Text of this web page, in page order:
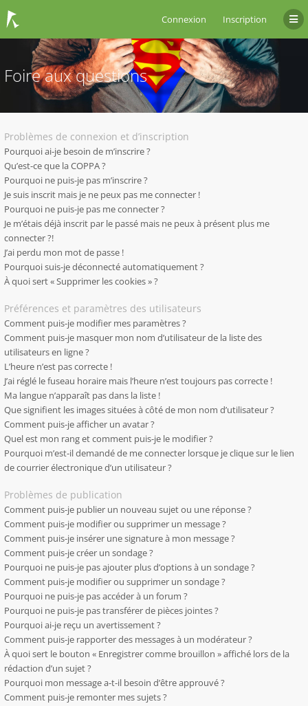
Connexion Inscription
Foire aux questions
Problèmes de connexion et d’inscription
Pourquoi ai-je besoin de m’inscrire ?
Qu’est-ce que la COPPA ?
Pourquoi ne puis-je pas m’inscrire ?
Je suis inscrit mais je ne peux pas me connecter !
Pourquoi ne puis-je pas me connecter ?
Je m’étais déjà inscrit par le passé mais ne peux à présent plus me
connecter ?!
J’ai perdu mon mot de passe !
Pourquoi suis-je déconnecté automatiquement ?
À quoi sert « Supprimer les cookies » ?
Préférences et paramètres des utilisateurs
Comment puis-je modifier mes paramètres ?
Comment puis-je masquer mon nom d’utilisateur de la liste des
utilisateurs en ligne ?
L’heure n’est pas correcte !
J’ai réglé le fuseau horaire mais l’heure n’est toujours pas correcte !
Ma langue n’apparaît pas dans la liste !
Que signifient les images situées à côté de mon nom d’utilisateur ?
Comment puis-je afficher un avatar ?
Quel est mon rang et comment puis-je le modifier ?
Pourquoi m’est-il demandé de me connecter lorsque je clique sur le lien
de courrier électronique d’un utilisateur ?
Problèmes de publication
Comment puis-je publier un nouveau sujet ou une réponse ?
Comment puis-je modifier ou supprimer un message ?
Comment puis-je insérer une signature à mon message ?
Comment puis-je créer un sondage ?
Pourquoi ne puis-je pas ajouter plus d’options à un sondage ?
Comment puis-je modifier ou supprimer un sondage ?
Pourquoi ne puis-je pas accéder à un forum ?
Pourquoi ne puis-je pas transférer de pièces jointes ?
Pourquoi ai-je reçu un avertissement ?
Comment puis-je rapporter des messages à un modérateur ?
À quoi sert le bouton « Enregistrer comme brouillon » affiché lors de la
rédaction d’un sujet ?
Pourquoi mon message a-t-il besoin d’être approuvé ?
Comment puis-je remonter mes sujets ?